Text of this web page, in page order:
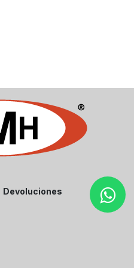
Devoluciones